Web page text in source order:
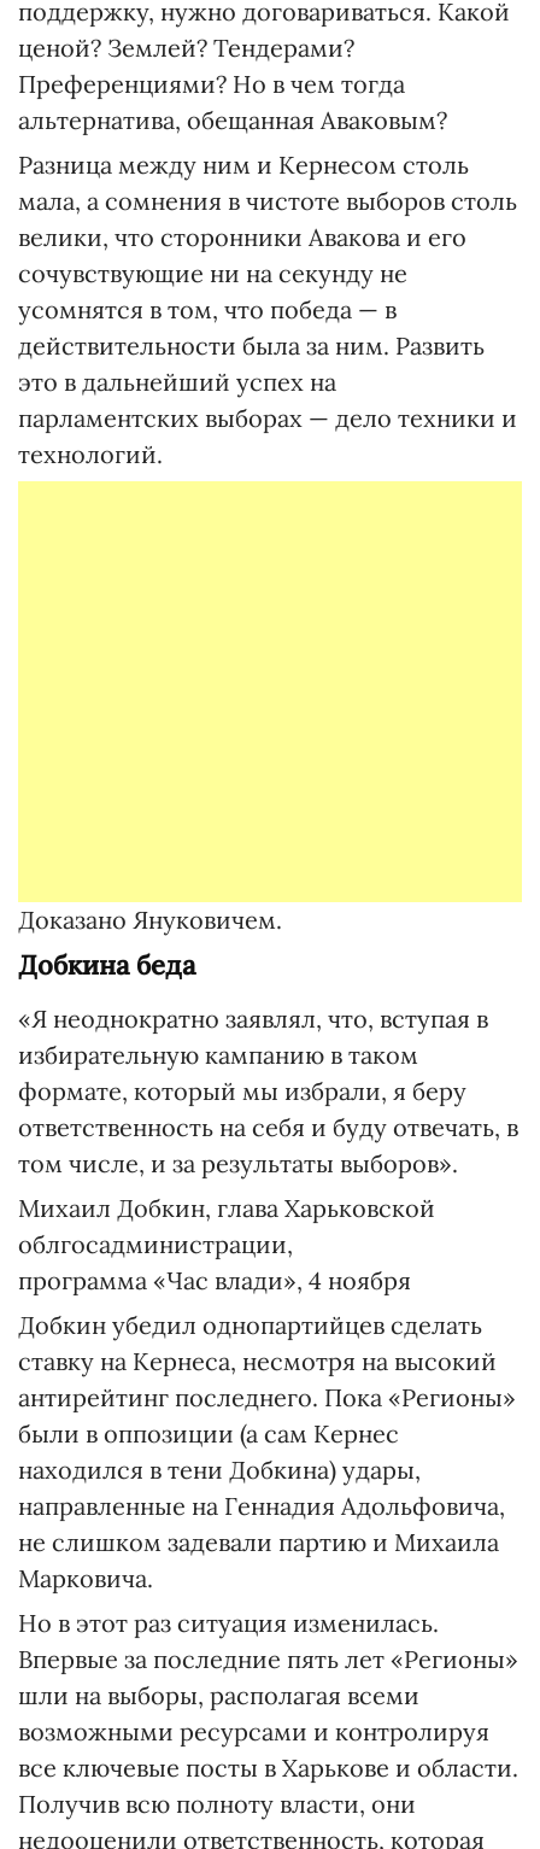
поддержку, нужно договариваться. Какой
ценой? Землей? Тендерами?
Преференциями? Но в чем тогда
альтернатива, обещанная Аваковым?
Разница между ним и Кернесом столь
мала, а сомнения в чистоте выборов столь
велики, что сторонники Авакова и его
сочувствующие ни на секунду не
усомнятся в том, что победа — в
действительности была за ним. Развить
это в дальнейший успех на
парламентских выборах — дело техники и
технологий.
Доказано Януковичем.
Добкина беда
«Я неоднократно заявлял, что, вступая в
избирательную кампанию в таком
формате, который мы избрали, я беру
ответственность на себя и буду отвечать, в
том числе, и за результаты выборов».
Михаил Добкин, глава Харьковской
облгосадминистрации,
программа «Час влади», 4 ноября
Добкин убедил однопартийцев сделать
ставку на Кернеса, несмотря на высокий
антирейтинг последнего. Пока «Регионы»
были в оппозиции (а сам Кернес
находился в тени Добкина) удары,
направленные на Геннадия Адольфовича,
не слишком задевали партию и Михаила
Марковича.
Но в этот раз ситуация изменилась.
Впервые за последние пять лет «Регионы»
шли на выборы, располагая всеми
возможными ресурсами и контролируя
все ключевые посты в Харькове и области.
Получив всю полноту власти, они
недооценили ответственность, которая